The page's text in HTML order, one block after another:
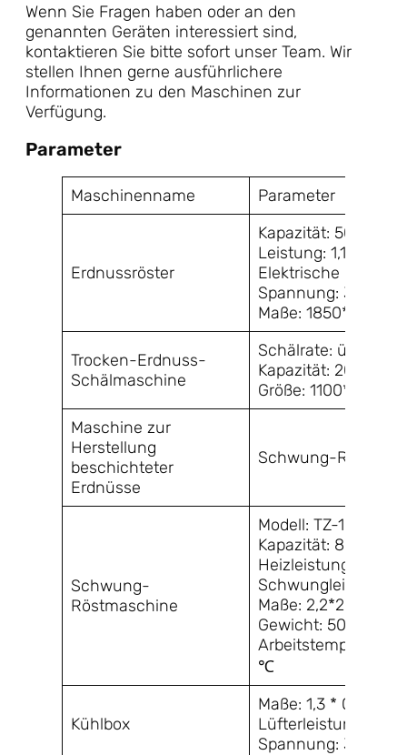
Wenn Sie Fragen haben oder an den
genannten Geräten interessiert sind,
kontaktieren Sie bitte sofort unser Team. Wir
stellen Ihnen gerne ausführlichere
Informationen zu den Maschinen zur
Verfügung.
Parameter
Maschinenname Parameter
Erdnussröster
Kapazität: 50 kg/h
Leistung: 1,1 kW
Elektrische
Spannung: 380 V
Maße:
Trocken-Erdnuss-
Schälmaschine
Schälrate: über 96
Kapazität: 200–250
Größe:
Maschine zur
Herstellung
beschichteter
Erdnüsse
Schwung-
Schwung-
Röstmaschine
Modell: TZ-100
Kapazität: 80–100
Heizleistung: 25
Schwungleistung:
Maße: 2,2*2*1,5 m
Gewicht: 500 kg
Arbeitstemperatur:
℃
Kühlbox
Maße: 1,3 * 0,6 *
Lüfterleistung: 1,1
Spannung: 380 V